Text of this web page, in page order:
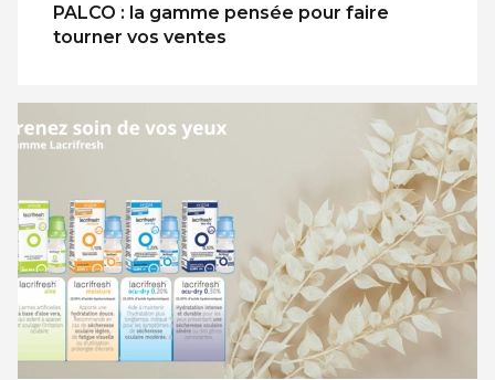
PALCO : la gamme pensée pour faire
tourner vos ventes